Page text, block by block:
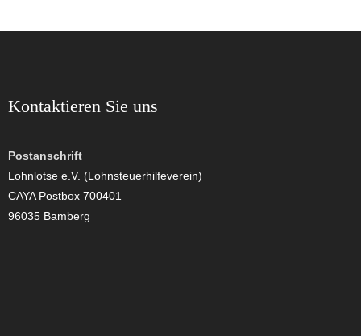
Kontaktieren Sie uns
Postanschrift
Lohnlotse e.V. (Lohnsteuerhilfeverein)
CAYA Postbox 700401
96035 Bamberg